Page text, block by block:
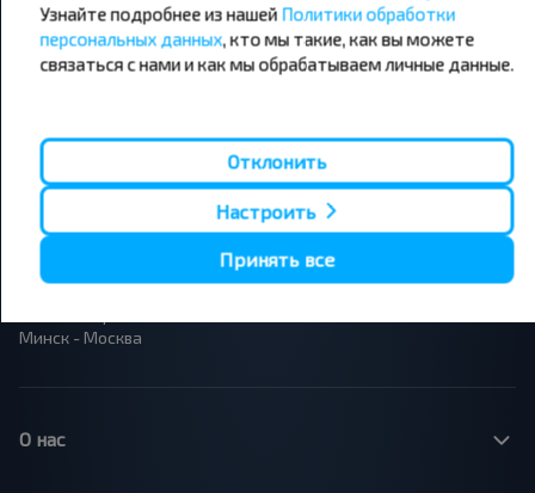
Орша - Могилёв
Минск - Несвиж
Минск - Гомель
Минск - Бобруйск
Минск - Барановичи
Гомель - Минск
Брест - Тересполь
Санкт-Петербург - Минск
Вильнюс - Минск
Полоцк - Рига
Минск - Москва
Москва - Барановичи
Брест - Варшава
О нас
Узнайте подробнее из нашей Политики обработки
персональных данных, кто мы такие, как вы можете
связаться с нами и как мы обрабатываем личные данные.
Отклонить
Настроить
Принять все